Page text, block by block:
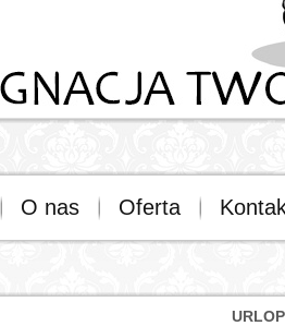
O nas Oferta
URLOP